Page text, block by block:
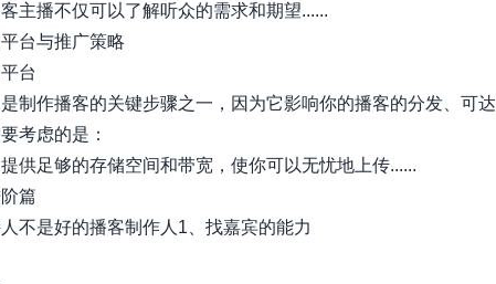
主播不仅可以了解听众的需求和期望......
台与推广策略
台
制作播客的关键步骤之一，因为它影响你的播客的分发、可达
考虑的是：
供足够的存储空间和带宽，使你可以无忧地上传......
篇
不是好的播客制作人1、找嘉宾的能力